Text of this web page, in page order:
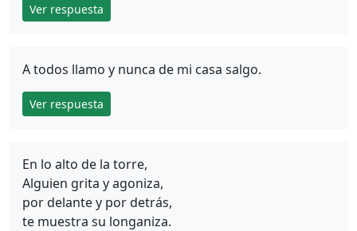
Ver respuesta
A todos llamo y nunca de mi casa salgo.
Ver respuesta
En lo alto de la torre,
Alguien grita y agoniza,
por delante y por detrás,
te muestra su longaniza.